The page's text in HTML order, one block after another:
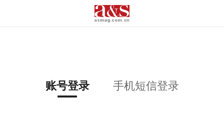
账号登录 手机短信登录